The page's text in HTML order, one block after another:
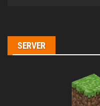
SERVER